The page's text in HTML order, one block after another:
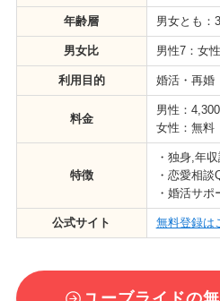
年齢層 男女とも：
男女比 男性7：女
利用目的 婚活・再婚
料金
男性：
女性：無料
特徴
・独身,年
・恋愛相談
・婚活サ
公式サイト 無料登録は